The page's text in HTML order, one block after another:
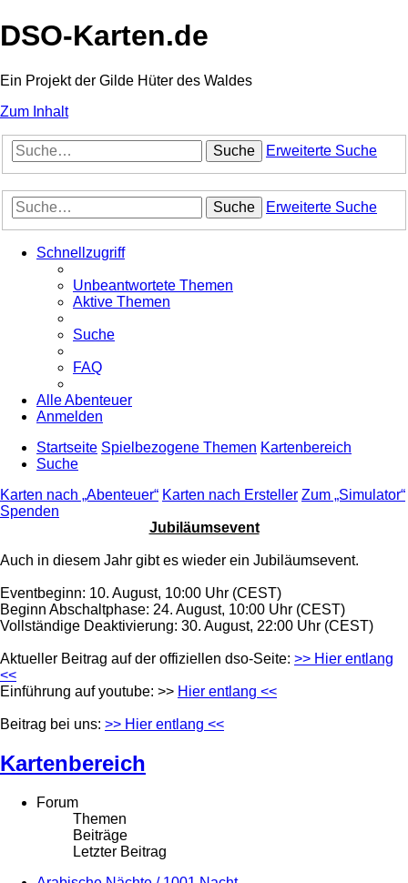
DSO-Karten.de
Ein Projekt der Gilde Hüter des Waldes
Zum Inhalt
Suche Erweiterte Suche
Suche Erweiterte Suche
Schnellzugriff
Unbeantwortete Themen
Aktive Themen
Suche
FAQ
Alle Abenteuer
Anmelden
Startseite Spielbezogene Themen Kartenbereich
Suche
Karten nach „Abenteuer“ Karten nach Ersteller Zum „Simulator“
Spenden
Jubiläumsevent
Auch in diesem Jahr gibt es wieder ein Jubiläumsevent.
Eventbeginn: 10. August, 10:00 Uhr (CEST)
Beginn Abschaltphase: 24. August, 10:00 Uhr (CEST)
Vollständige Deaktivierung: 30. August, 22:00 Uhr (CEST)
Aktueller Beitrag auf der offiziellen dso-Seite: >> Hier entlang
<<
Einführung auf youtube: >> Hier entlang <<
Beitrag bei uns: >> Hier entlang <<
Kartenbereich
Forum
Themen
Beiträge
Letzter Beitrag